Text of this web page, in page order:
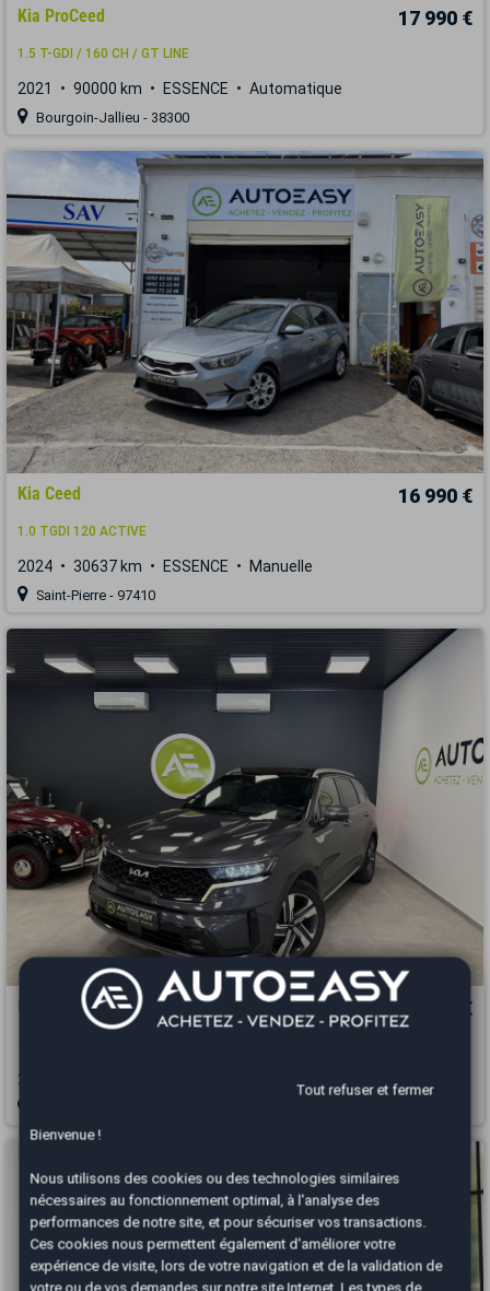
Kia ProCeed 17 990 €
1.5 T-GDI / 160 CH / GT LINE
2021 90000 km ESSENCE Automatique
Bourgoin-Jallieu - 38300
Kia Ceed 16 990 €
1.0 TGDI 120 ACTIVE
2024 30637 km ESSENCE Manuelle
Saint-Pierre - 97410
Kia SORENTO 34 990 €
1.6 T-GDi 16V GPF 265 Plug in Hybrid AWD BVA6 (7pl) Premium
2022
Tout refuser et fermer
Bienvenue !
Nous utilisons des cookies ou des technologies similaires
nécessaires au fonctionnement optimal, à l'analyse des
performances de notre site, et pour sécuriser vos transactions.
Ces cookies nous permettent également d'améliorer votre
expérience de visite, lors de votre navigation et de la validation de
votre ou de vos demandes sur notre site Internet. Les types de